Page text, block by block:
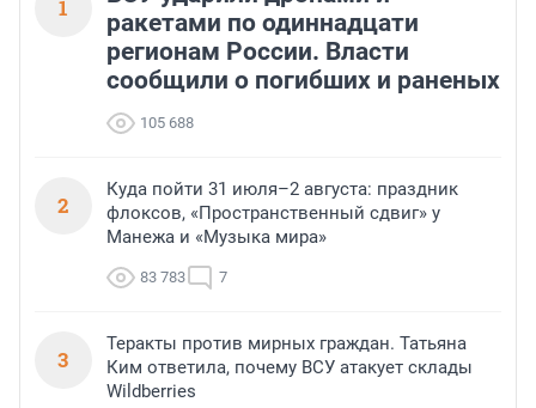
1
ракетами по одиннадцати
регионам России. Власти
сообщили о погибших и раненых
105 688
2
Куда пойти 31 июля–2 августа: праздник
флоксов, «Пространственный сдвиг» у
Манежа и «Музыка мира»
83 783 7
3
Теракты против мирных граждан. Татьяна
Ким ответила, почему ВСУ атакует склады
Wildberries